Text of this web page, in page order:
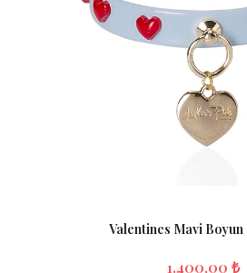
Valentines Mavi Boyun
1.400,00 ₺